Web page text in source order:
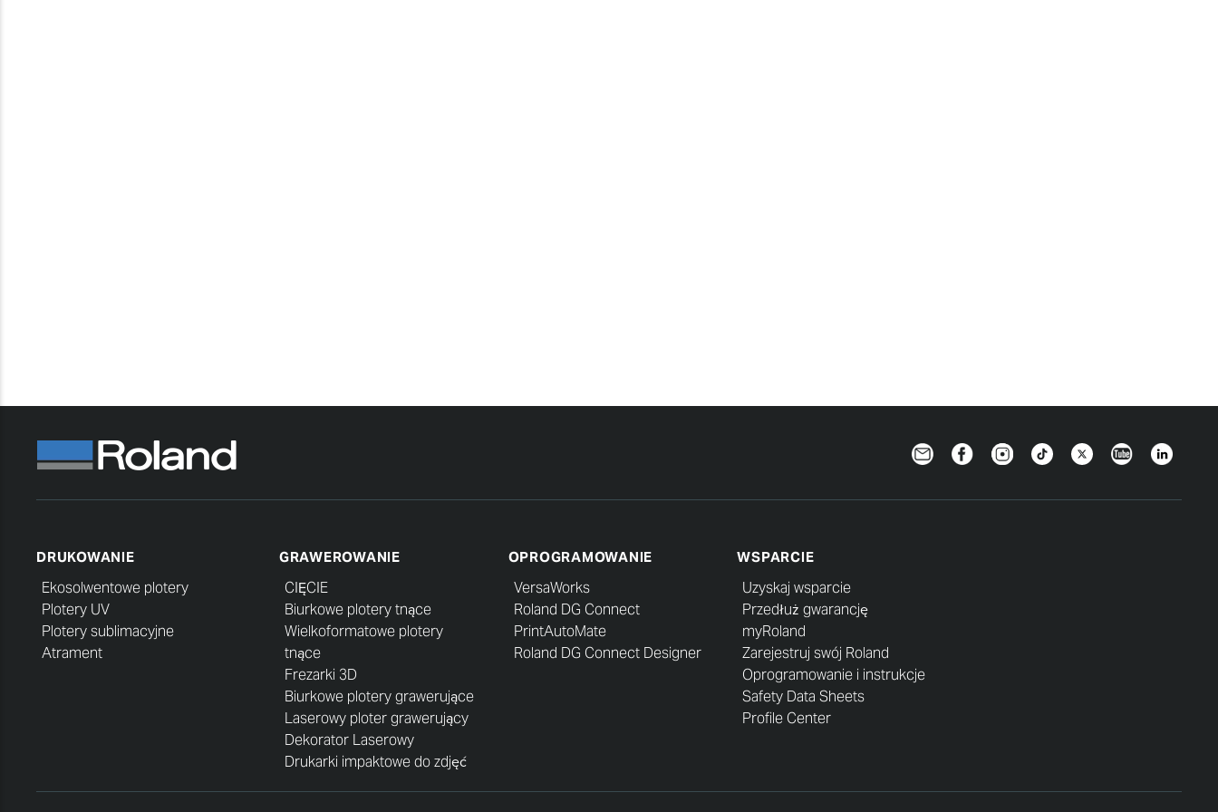
NewsletterFacebookInstagramTikTokTwitterYouTubeLinkedIn
DRUKOWANIE
Ekosolwentowe plotery
Plotery UV
Plotery sublimacyjne
Atrament
GRAWEROWANIE
CIĘCIE
Biurkowe plotery tnące
Wielkoformatowe plotery
tnące
Frezarki 3D
Biurkowe plotery grawerujące
Laserowy ploter grawerujący
Dekorator Laserowy
Drukarki impaktowe do zdjęć
OPROGRAMOWANIE
VersaWorks
Roland DG Connect
PrintAutoMate
Roland DG Connect Designer
WSPARCIE
Uzyskaj wsparcie
Przedłuż gwarancję
myRoland
Zarejestruj swój Roland
Oprogramowanie i instrukcje
Safety Data Sheets
Profile Center